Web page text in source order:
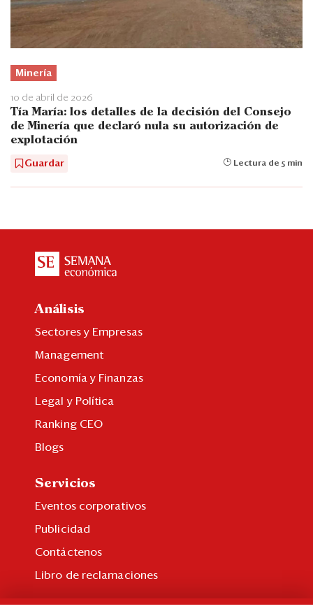
Minería
10 de abril de 2026
Tía María: los detalles de la decisión del Consejo
de Minería que declaró nula su autorización de
explotación
Guardar Lectura de 5 min
Análisis
Sectores y Empresas
Management
Economía y Finanzas
Legal y Política
Ranking CEO
Blogs
Servicios
Eventos corporativos
Publicidad
Contáctenos
Libro de reclamaciones